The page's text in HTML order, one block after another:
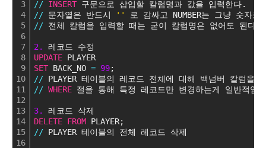
3
4
5
6
7
8
9
10
11
12
13
14
15
16
// INSERT 구문으로 삽입할 칼럼명과 값을 입력한다.
// 문자열은 반드시 ''
로 감싸고 NUMBER는 그냥 숫자
// 전체 칼럼을 입력할 때는 굳이 칼럼명은 없어도 된다
2.
레코드 수정
UPDATE PLAYER
SET BACK_NO = 99;
// PLAYER 테이블의 레코드 전체에 대해 백넘버 칼럼을
// WHERE 절을 통해 특정 레코드만 변경하는게 일반적임
3.
레코드 삭제
DELETE FROM PLAYER;
// PLAYER 테이블의 전체 레코드 삭제